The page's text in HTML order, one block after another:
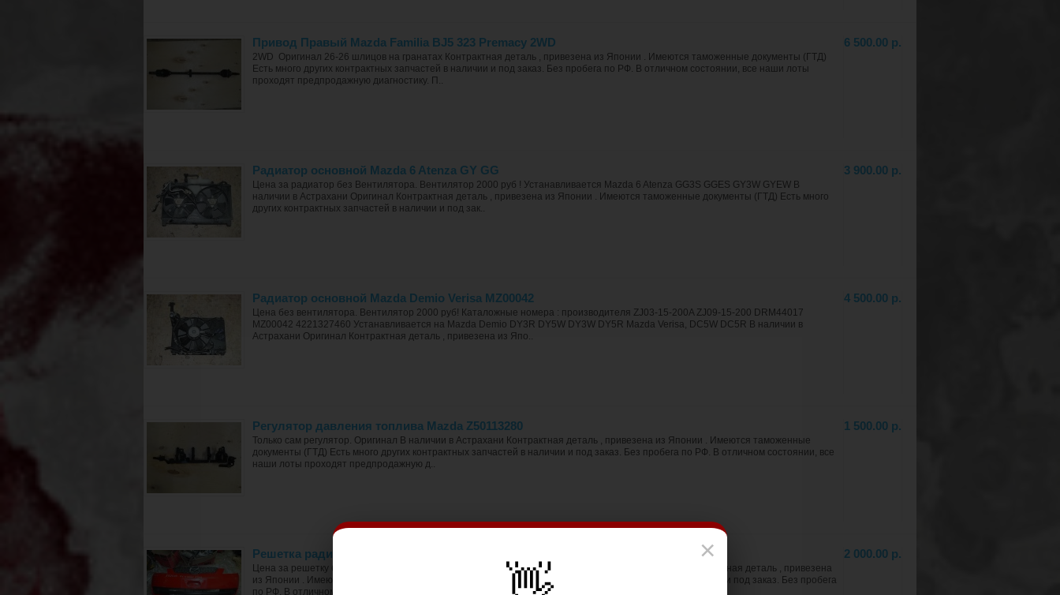
×
6 500.00 р.
Привод Правый Mazda Familia BJ5 323 Premacy 2WD
2WD Оригинал 26-26 шлицов на гранатах Контрактная деталь , привезена из Японии . Имеются таможенные документы (ГТД)
Есть много других контрактных запчастей в наличии и под заказ. Без пробега по РФ. В отличном состоянии, все наши лоты
проходят предпродажную диагностику. П..
3 900.00 р.
Радиатор основной Mazda 6 Atenza GY GG
Цена за радиатор без Вентилятора. Вентилятор 2000 руб ! Устанавливается Mazda 6 Atenza GG3S GGES GY3W GYEW В
наличии в Астрахани Оригинал Контрактная деталь , привезена из Японии . Имеются таможенные документы (ГТД) Есть много
других контрактных запчастей в наличии и под зак..
4 500.00 р.
Радиатор основной Mazda Demio Verisa MZ00042
Цена без вентилятора. Вентилятор 2000 руб! Каталожные номера : производителя ZJ03-15-200A ZJ09-15-200 DRM44017
MZ00042 4221327460 Устанавливается на Mazda Demio DY3R DY5W DY3W DY5R Mazda Verisa, DC5W DC5R В наличии в
Астрахани Оригинал Контрактная деталь , привезена из Япо..
1 500.00 р.
Регулятор давления топлива Mazda Z50113280
Только сам регулятор. Оригинал В наличии в Астрахани Контрактная деталь , привезена из Японии . Имеются таможенные
документы (ГТД) Есть много других контрактных запчастей в наличии и под заказ. Без пробега по РФ. В отличном состоянии, все
наши лоты проходят предпродажную д..
2 000.00 р.
Решетка радиатора Madza Demio DY
Цена за решетку без бампера ! Бампер продается отдельно ! В наличии в Астрахани Оригинал Контрактная деталь , привезена
из Японии . Имеются таможенные документы (ГТД) Есть много других контрактных запчастей в наличии и под заказ. Без пробега
по РФ. В отличном состоянии, все наши..